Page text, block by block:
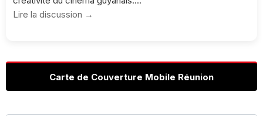
Lire la discussion →
Carte de Couverture Mobile Réunion